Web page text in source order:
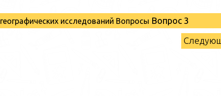
исследований Вопросы Вопрос 3